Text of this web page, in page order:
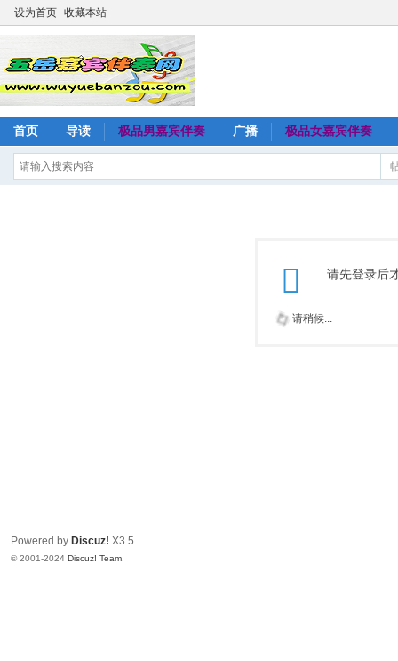
设为首页 收藏本站
首页 导读 极品男嘉宾伴奏 广播 极品女嘉宾伴奏
请先登录后
请稍候...
Powered by Discuz! X3.5
© 2001-2024 Discuz! Team